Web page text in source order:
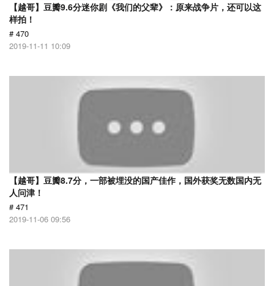
【越哥】豆瓣9.6分迷你剧《我们的父辈》：原来战争片，还可以这
样拍！
# 470
2019-11-11 10:09
【越哥】豆瓣8.7分，一部被埋没的国产佳作，国外获奖无数国内无
人问津！
# 471
2019-11-06 09:56